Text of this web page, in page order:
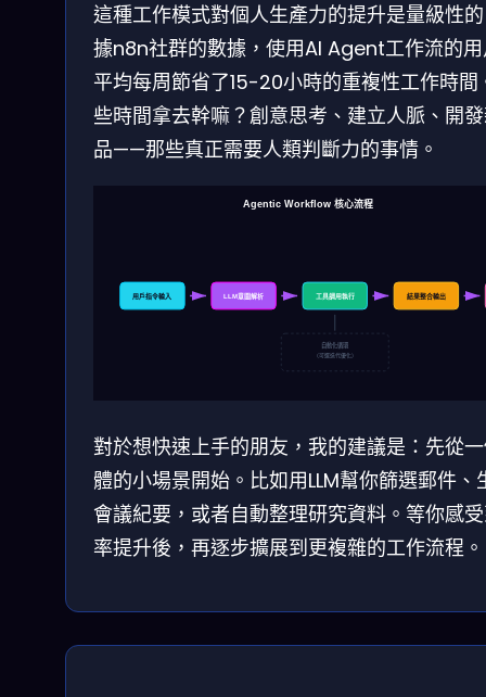
這種工作模式對個人生產力的提升是量級性
據n8n社群的數據，使用AI Agent工作流的
平均每周節省了15-20小時的重複性工作時間
些時間拿去幹嘛？創意思考、建立人脈、開
品——那些真正需要人類判斷力的事情。
用戶指令輸入 LLM意圖解析 工具調用執行 結果整合輸出
自動化循環
（可選迭代優化）
Agentic Workflow 核心流程
對於想快速上手的朋友，我的建議是：先從
體的小場景開始。比如用LLM幫你篩選郵件、
會議紀要，或者自動整理研究資料。等你感
率提升後，再逐步擴展到更複雜的工作流程。